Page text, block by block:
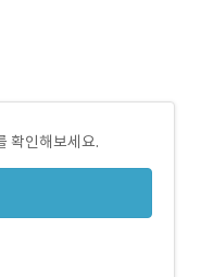
확인해보세요.